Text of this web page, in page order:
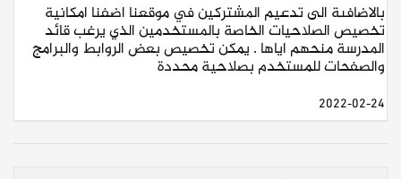
بالاضافىة الى تدعيم المشتركين في موقعنا اضفنا امكانية
تخصيص الصلاحيات الخاصة بالمستخدمين الذي يرغب قائد
المدرسة منحهم اياها . يمكن تخصيص بعض الروابط والبرامج
والصفحات للمستخدم بصلاحية محددة
2022-02-24